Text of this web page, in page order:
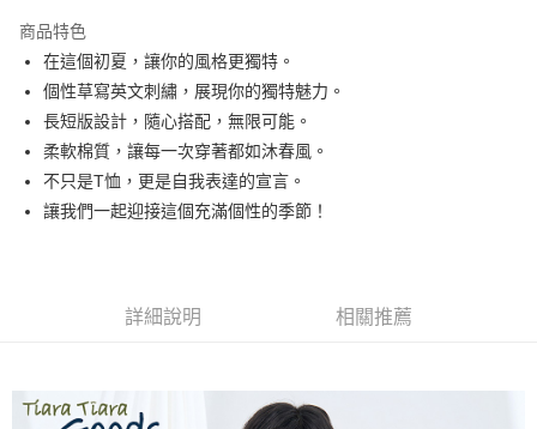
Apple Pay
街口支付
悠遊付
Google Pay
１．簡單：不需註冊會員、不需綁卡、不需儲值。
２．便利：只要手機號碼，簡訊認證，即可結帳。
運送方式
商品特色
在這個初夏，讓你的風格更獨特。
個性草寫英文刺繡，展現你的獨特魅力。
長短版設計，隨心搭配，無限可能。
柔軟棉質，讓每一次穿著都如沐春風。
不只是T恤，更是自我表達的宣言。
讓我們一起迎接這個充滿個性的季節！
詳細說明 相關推薦